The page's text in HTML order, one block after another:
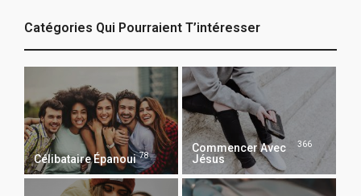
Catégories Qui Pourraient T’intéresser
Célibataire Épanoui 78
Commencer Avec
Jésus
366